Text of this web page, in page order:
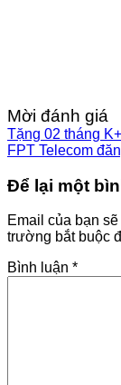
Mời đánh giá
Tặng 02 tháng
FPT Telecom
Để lại một
Email của bạn
trường bắt buộc
Bình luận *